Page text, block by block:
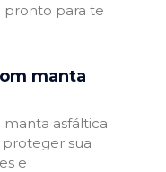
pronto para te
manta
asfáltica
proteger sua
e